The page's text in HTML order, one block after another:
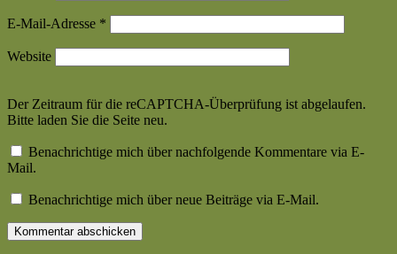
E-Mail-Adresse *
Website
Der Zeitraum für die reCAPTCHA-Überprüfung ist abgelaufen.
Bitte laden Sie die Seite neu.
Benachrichtige mich über nachfolgende Kommentare via E-
Mail.
Benachrichtige mich über neue Beiträge via E-Mail.